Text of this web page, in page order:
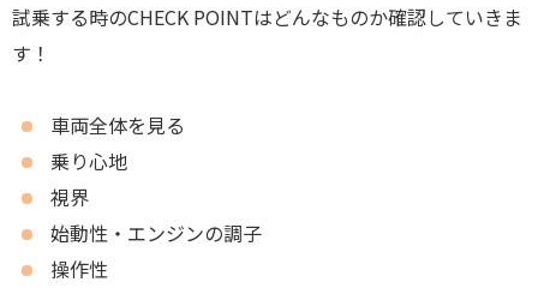
試乗する時のCHECK POINTはどんなものか確認していきま
す！
車両全体を見る
乗り心地
視界
始動性・エンジンの調子
操作性